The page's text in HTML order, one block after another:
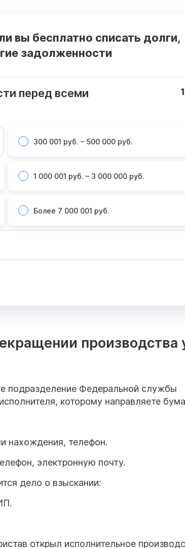
вы бесплатно списать долги,
задолженности
перед всеми
300 001 руб. – 500 000 руб.
1 000 001 руб. – 3 000 000 руб.
Более 7 000 001 руб.
1
производства
подразделение Федеральной службы
которому направляете
нахождения, телефон.
электронную почту.
дело о взыскании:
.
открыл исполнительное